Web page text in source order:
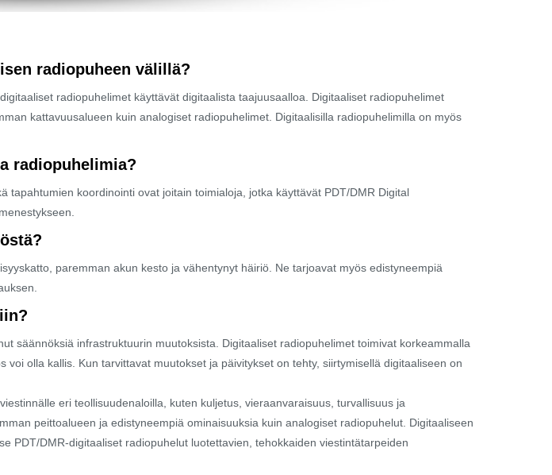
radiopuheen välillä?
radiopuhelimet käyttävät digitaalista taajuusaalloa. Digitaaliset radiopuhelimet
kattavuusalueen kuin analogiset radiopuhelimet. Digitaalisilla radiopuhelimilla on myös
radiopuhelimia?
koordinointi ovat joitain toimialoja, jotka käyttävät PDT/DMR Digital
paremman akun kesto ja vähentynyt häiriö. Ne tarjoavat myös edistyneempiä
säännöksiä infrastruktuurin muutoksista. Digitaaliset radiopuhelimet toimivat korkeammalla
olla kallis. Kun tarvittavat muutokset ja päivitykset on tehty, siirtymisellä digitaaliseen on
eri teollisuudenaloilla, kuten kuljetus, vieraanvaraisuus, turvallisuus ja
peittoalueen ja edistyneempiä ominaisuuksia kuin analogiset radiopuhelut. Digitaaliseen
PDT/DMR-digitaaliset radiopuhelut luotettavien, tehokkaiden viestintätarpeiden